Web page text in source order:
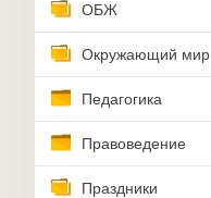
ОБЖ
Окружающий мир
Педагогика
Правоведение
Праздники